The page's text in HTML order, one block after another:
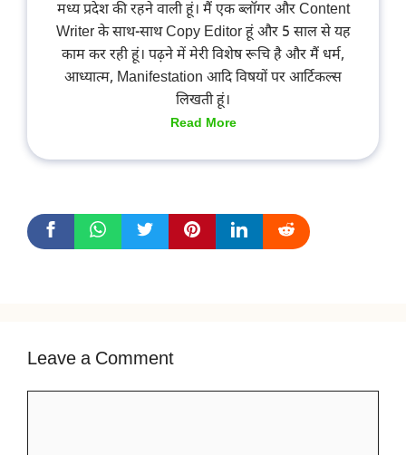
मध्य प्रदेश की रहने वाली हूं। मैं एक ब्लॉगर और Content
Writer के साथ-साथ Copy Editor हूं और 5 साल से यह
काम कर रही हूं। पढ़ने में मेरी विशेष रूचि है और मैं धर्म,
आध्यात्म, Manifestation आदि विषयों पर आर्टिकल्स
लिखती हूं।
Read More
Leave a Comment